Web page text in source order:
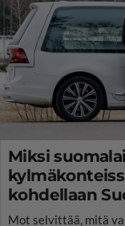
Miksi
kohdellaan
Mot selvittää, mitä